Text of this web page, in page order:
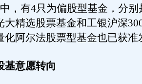
，有4只为偏股型基金，分
大精选股票基金和工银沪深
化阿尔法股票型基金也已获准
意愿转向